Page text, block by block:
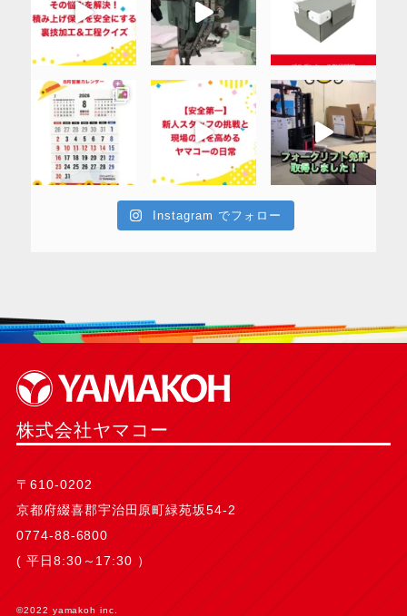
Instagram でフォロー
株式会社ヤマコー
〒610-0202
京都府綴喜郡宇治田原町緑苑坂54-2
0774-88-6800
( 平日8:30～17:30 ）
©2022 yamakoh inc.